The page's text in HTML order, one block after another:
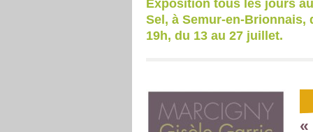
Exposition tous les jours
Sel, à Semur-en-Brionnais,
19h, du 13 au 27 juillet.